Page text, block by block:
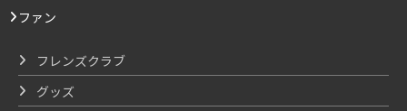
ファン
フレンズクラブ
グッズ